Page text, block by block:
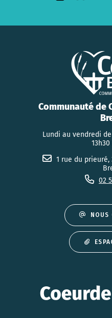
Communauté de
Lundi au vendredi
13h30
1 rue du
02
NOUS